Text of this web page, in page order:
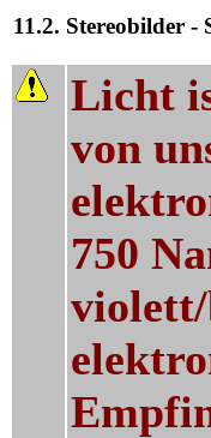
11.2. Stereobilder -
Licht
von
750